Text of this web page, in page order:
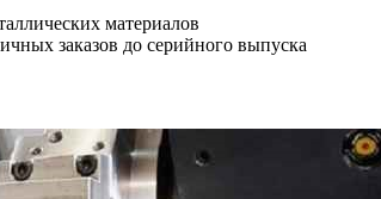
материалов
заказов до серийного выпуска